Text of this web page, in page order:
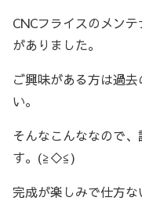
CNCフライスのメン
がありました。
ご興味がある方は過
い。
そんなこんななので
す。(≧◇≦)
完成が楽しみで仕方な